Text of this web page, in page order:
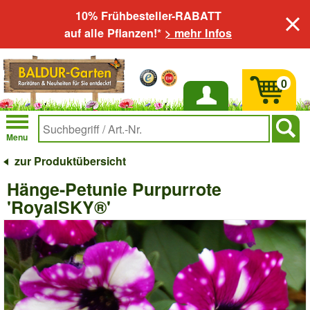
10% Frühbesteller-RABATT
auf alle Pflanzen!* > mehr Infos
Anmelden
Menu
0
zur Produktübersicht
Hänge-Petunie Purpurrote
'RoyalSKY®'